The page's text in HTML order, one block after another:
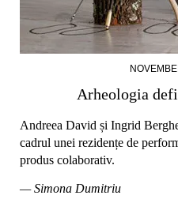
Arheologia
Andreea David și Ingrid
cadrul unei rezidențe de
produs colaborativ.
— Simona Dumitriu